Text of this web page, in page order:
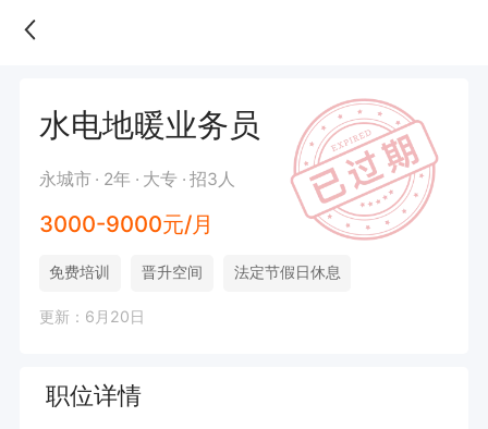
水电地暖业务员
永城市 2年 大专 招3人
3000-9000元/月
免费培训 晋升空间 法定节假日休息
更新：6月20日
职位详情